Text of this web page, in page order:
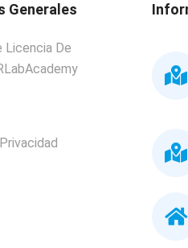
Generales
Licencia De